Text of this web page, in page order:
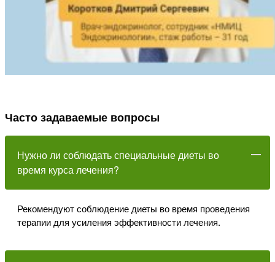
Часто задаваемые вопросы
Нужно ли соблюдать специальные диеты во
время курса лечения?
Рекомендуют соблюдение диеты во время проведения
терапии для усиления эффективности лечения.